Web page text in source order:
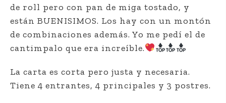
de roll pero con pan de miga tostado, y
están BUENISIMOS. Los hay con un montón
de combinaciones además. Yo me pedí el de
cantimpalo que era increíble.
La carta es corta pero justa y necesaria.
Tiene 4 entrantes, 4 principales y 3 postres.